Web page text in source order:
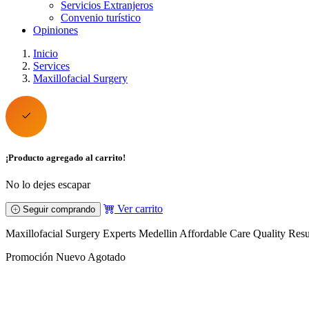
Servicios Extranjeros
Convenio turístico
Opiniones
Inicio
Services
Maxillofacial Surgery
¡Producto agregado al carrito!
No lo dejes escapar
Seguir comprando Ver carrito
Maxillofacial Surgery Experts Medellin Affordable Care Quality
Promoción Nuevo Agotado